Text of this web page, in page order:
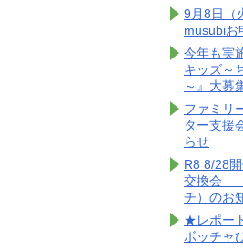
9月8日（
musubiお
今年も実
キッズ～
～』大募
ファミリ
ター支援
らせ
R8 8/28
交換会
チ）のお
★レポー
ボッチャ